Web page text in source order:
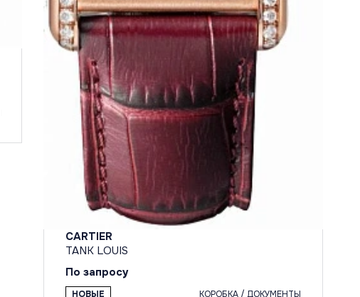
CARTIER
TANK LOUIS
По запросу
НОВЫЕ КОРОБКА / ДОКУМЕНТЫ